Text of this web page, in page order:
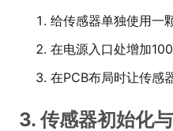
给传感器单独使用一
在电源入口处增加
在PCB布局时让传感
3. 传感器初始化